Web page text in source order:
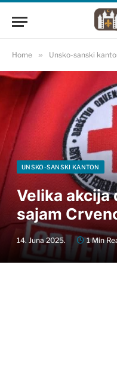
Home » Unsko-sanski
UNSKO-SANSKI KANTON
Velika akcija
sajam
14. Juna 2025. 1 Min